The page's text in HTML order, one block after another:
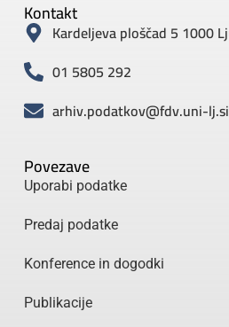
Povezave
Uporabi podatke
Predaj podatke
Konference in dogodki
Publikacije
Kontakt
Kardeljeva ploščad 5 1000
01 5805 292
arhiv.podatkov@fdv.uni-lj.si